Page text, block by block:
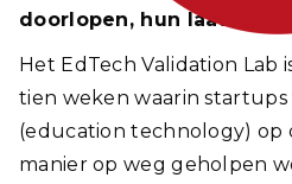
doorlopen, hun laatste
Het EdTech Validation Lab
tien weken waarin startups
(education technology) op
manier op weg geholpen